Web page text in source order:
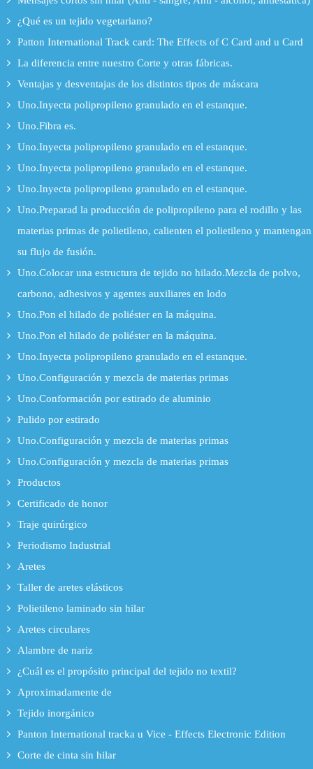
¿Qué es un tejido vegetariano?
Patton International Track card: The Effects of C Card and u Card
La diferencia entre nuestro Corte y otras fábricas.
Ventajas y desventajas de los distintos tipos de máscara
Uno.Inyecta polipropileno granulado en el estanque.
Uno.Fibra es.
Uno.Inyecta polipropileno granulado en el estanque.
Uno.Inyecta polipropileno granulado en el estanque.
Uno.Inyecta polipropileno granulado en el estanque.
Uno.Preparad la producción de polipropileno para el rodillo y las
materias primas de polietileno, calienten el polietileno y mantengan
su flujo de fusión.
Uno.Colocar una estructura de tejido no hilado.Mezcla de polvo,
carbono, adhesivos y agentes auxiliares en lodo
Uno.Pon el hilado de poliéster en la máquina.
Uno.Pon el hilado de poliéster en la máquina.
Uno.Inyecta polipropileno granulado en el estanque.
Uno.Configuración y mezcla de materias primas
Uno.Conformación por estirado de aluminio
Pulido por estirado
Uno.Configuración y mezcla de materias primas
Uno.Configuración y mezcla de materias primas
Productos
Certificado de honor
Traje quirúrgico
Periodismo Industrial
Aretes
Taller de aretes elásticos
Polietileno laminado sin hilar
Aretes circulares
Alambre de nariz
¿Cuál es el propósito principal del tejido no textil?
Aproximadamente de
Tejido inorgánico
Panton International tracka u Vice - Effects Electronic Edition
Corte de cinta sin hilar